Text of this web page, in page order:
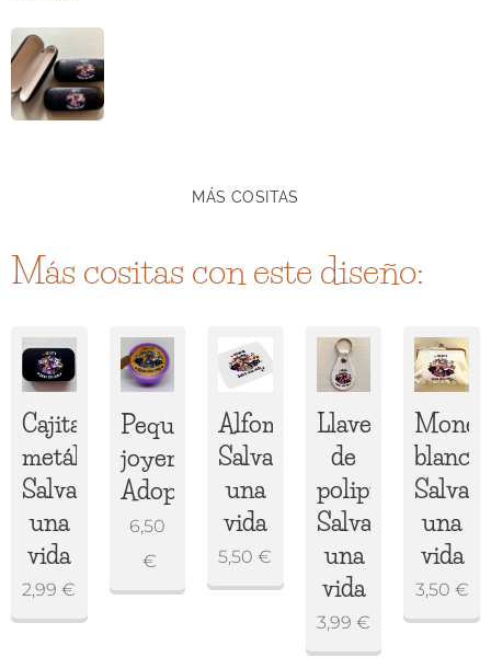
MÁS COSITAS
Más cositas con este diseño:
Cajita
metálica
Salva
una
vida
2,99 €
Pequeño
joyero
Adopta
6,50
€
Alfombrilla
Salva
una
vida
5,50 €
Llavero
de
polipiel
Salva
una
vida
3,99 €
blanco
Salva
una
vida
3,50 €